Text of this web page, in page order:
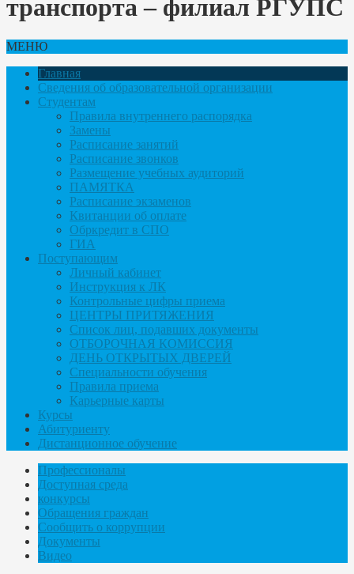
транспорта – филиал РГУПС
МЕНЮ
Главная
Сведения об образовательной организации
Студентам
Правила внутреннего распорядка
Замены
Расписание занятий
Расписание звонков
Размещение учебных аудиторий
ПАМЯТКА
Расписание экзаменов
Квитанции об оплате
Обркредит в СПО
ГИА
Поступающим
Личный кабинет
Инструкция к ЛК
Контрольные цифры приема
ЦЕНТРЫ ПРИТЯЖЕНИЯ
Список лиц, подавших документы
ОТБОРОЧНАЯ КОМИССИЯ
ДЕНЬ ОТКРЫТЫХ ДВЕРЕЙ
Специальности обучения
Правила приема
Карьерные карты
Курсы
Абитуриенту
Дистанционное обучение
Профессионалы
Доступная среда
конкурсы
Обращения граждан
Сообщить о коррупции
Документы
Видео